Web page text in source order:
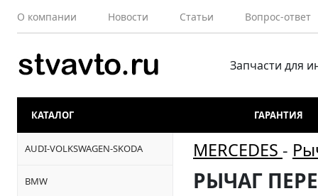
О компании Новости Статьи Вопрос-ответ
Запчасти для
КАТАЛОГ ГАРАНТИЯ
AUDI-VOLKSWAGEN-SKODA
BMW
MERCEDES -
РЫЧАГ